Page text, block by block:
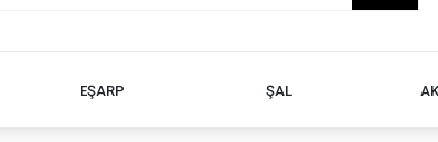
EŞARP ŞAL